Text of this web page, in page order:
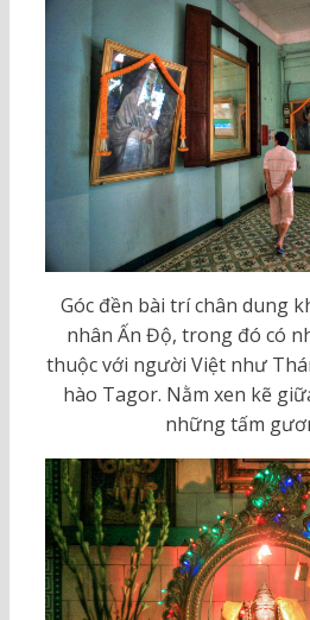
Góc đền bài trí chân dung
nhân Ấn Độ, trong đó có
thuộc với người Việt như
hào Tagor. Nằm xen kẽ
những tấm